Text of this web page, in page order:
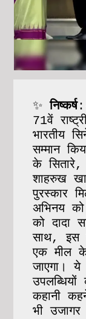
✨ निष्कर्ष
71वें
भारतीय
सम्मान
के सितारे,
शाहरुख
पुरस्कार
अभिनय
को दादा
साथ, इस
एक मील
जाएगा।
कहानी
भी